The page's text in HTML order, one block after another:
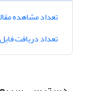
تعداد مشاهده
تعداد دریافت